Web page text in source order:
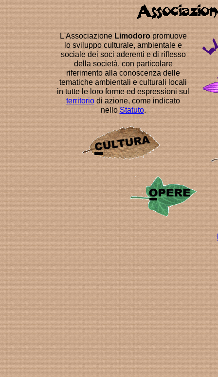
L'AssociazioneLimodoropromuove
lo sviluppo culturale, ambientale e
sociale dei soci aderenti e di riflesso
della società, con particolare
riferimento alla conoscenza delle
tematiche ambientali e culturali locali
in tutte le loro forme ed espressioni sul
territoriodi azione, come indicato
nelloStatuto.